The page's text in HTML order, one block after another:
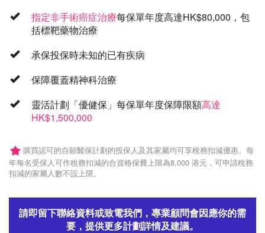
指定非手術癌症治療每保單年度高達HK$80,000，包
括標靶藥物治療
承保投保時未知的已有疾病
保障覆蓋精神科治療
靈活計劃「優健保」每保單年度保障限額高達
HK$1,500,000
購買認可的自願醫保計劃的投保人及其家屬均可享稅務扣減優惠。每
年每名受保人可作稅務扣減的合資格保費上限為8,000 港元，可申請稅務
扣減的家屬人數不設上限。
請即留下聯絡資料或致電我們，專業顧問會因應你的需
要，提供更多計劃詳情及建議。